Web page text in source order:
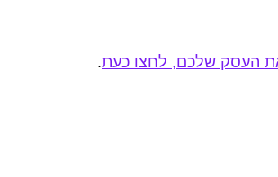
העסק שלכם, לחצו כעת.